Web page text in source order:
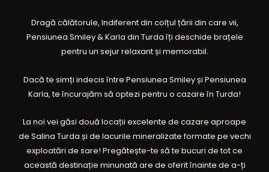
Dragă călătorule, Indiferent din colțul țării din care vii,
Pensiunea Smiley & Karla din Turda îți deschide brațele
pentru un sejur relaxant și memorabil.
Dacă te simți indecis între Pensiunea Smiley și Pensiunea
Karla, te încurajăm să optezi pentru o cazare în Turda!
La noi vei găsi două locații excelente de cazare aproape
de Salina Turda și de lacurile mineralizate formate pe vechi
exploatări de sare! Pregătește-te să te bucuri de tot ce
această destinație minunată are de oferit înainte de a-ți